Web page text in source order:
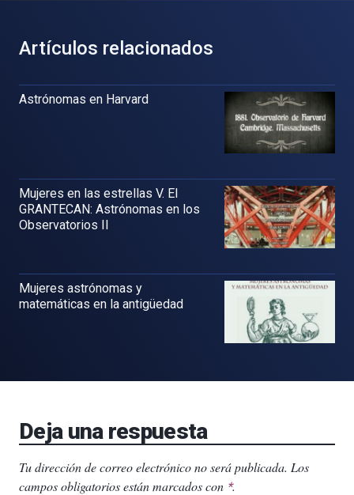
Artículos relacionados
Astrónomas en Harvard
Mujeres en las estrellas V. El
GRANTECAN: Astrónomas en los
Observatorios II
Mujeres astrónomas y
matemáticas en la antigüedad
Deja una respuesta
Tu dirección de correo electrónico no será publicada. Los
campos obligatorios están marcados con *.